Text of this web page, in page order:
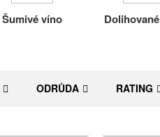
Šumivé víno
ODRŮDA RATING